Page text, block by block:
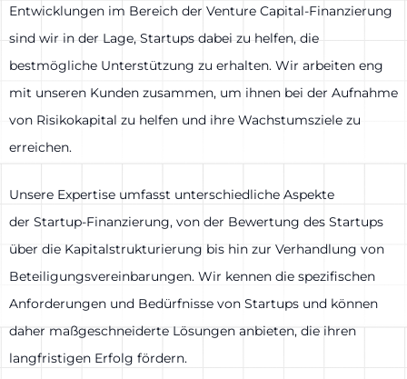
Entwicklungen im Bereich der Venture Capital-Finanzierung
sind wir in der Lage, Startups dabei zu helfen, die
bestmögliche Unterstützung zu erhalten. Wir arbeiten eng
mit unseren Kunden zusammen, um ihnen bei der Aufnahme
von Risikokapital zu helfen und ihre Wachstumsziele zu
erreichen.
Unsere Expertise umfasst unterschiedliche Aspekte
der Startup-Finanzierung, von der Bewertung des Startups
über die Kapitalstrukturierung bis hin zur Verhandlung von
Beteiligungsvereinbarungen. Wir kennen die spezifischen
Anforderungen und Bedürfnisse von Startups und können
daher maßgeschneiderte Lösungen anbieten, die ihren
langfristigen Erfolg fördern.